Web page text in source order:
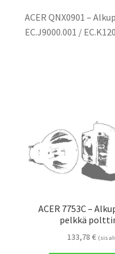
ACER QNX0901 –
EC.J9000.001 /
ACER 7753C –
pelkkä
133,78 € (sis